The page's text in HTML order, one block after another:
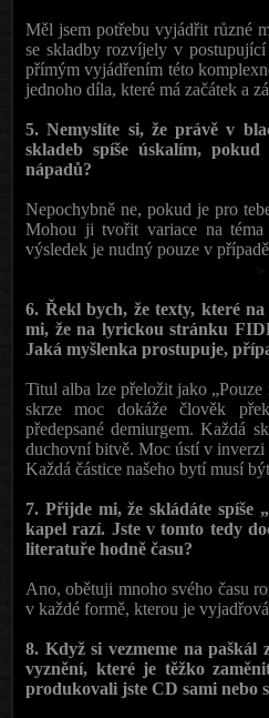
Měl jsem potřebu vyjádřit různé
se skladby rozvíjely v
přímým vyjádřením této
jednoho díla, které má začátek a
5. Nemyslíte si, že právě v
skladeb spíše úskalím,
nápadů?
Nepochybně ne, pokud je pro
Mohou ji tvořit variace na
výsledek je nudný pouze v
6. Řekl bych, že texty, které
mi, že na lyrickou stránku
Jaká myšlenka prostupuje,
Titul alba lze přeložit jako
skrze moc dokáže člověk
předepsané demiurgem. Každá
duchovní bitvě. Moc ústí v
Každá částice našeho bytí musí
7. Přijde mi, že skládáte spíše
kapel razí. Jste v tomto tedy
literatuře hodně času?
Ano, obětuji mnoho svého času
v každé formě, kterou je
8. Když si vezmeme na paškál
vyznění, které je těžko
produkovali jste CD sami nebo